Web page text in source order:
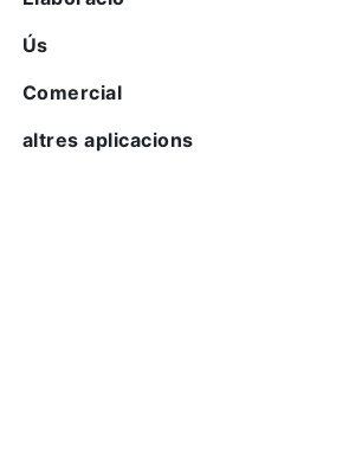
Ús
Comercial
altres aplicacions